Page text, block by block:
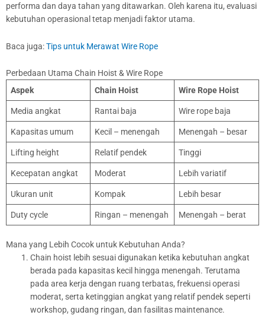
performa dan daya tahan yang ditawarkan. Oleh karena itu, evaluasi
kebutuhan operasional tetap menjadi faktor utama.
Baca juga:Tips untuk Merawat Wire Rope
Perbedaan Utama Chain Hoist & Wire Rope
Aspek
Chain Hoist Wire Rope Hoist
Media angkat Rantai baja Wire rope baja
Kapasitas umum Kecil – menengah Menengah – besar
Lifting height Relatif pendek Tinggi
Kecepatan angkat Moderat Lebih variatif
Ukuran unit Kompak Lebih besar
Duty cycle Ringan – menengah Menengah – berat
Mana yang Lebih Cocok untuk Kebutuhan Anda?
Chain hoist lebih sesuai digunakan ketika kebutuhan angkat
berada pada kapasitas kecil hingga menengah. Terutama
pada area kerja dengan ruang terbatas, frekuensi operasi
moderat, serta ketinggian angkat yang relatif pendek seperti
workshop, gudang ringan, dan fasilitas maintenance.